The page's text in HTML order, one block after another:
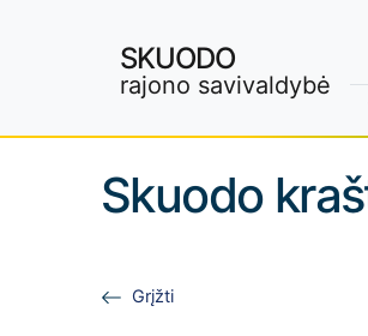
SKUODO
rajono savivaldybė
Skuodo
Grįžti